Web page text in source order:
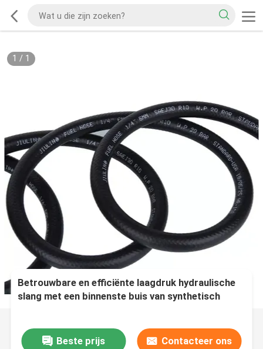
1 / 1
Betrouwbare en efficiënte laagdruk hydraulische
slang met een binnenste buis van synthetisch
Beste prijs Contacteer ons